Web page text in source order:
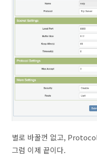
별로 바꿀껀 없고,
그럼 이제 끝이다.